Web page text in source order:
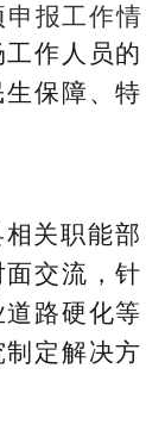
报工作情
工作人员的
保障、特
关职能部
交流，针
路硬化等
定解决方